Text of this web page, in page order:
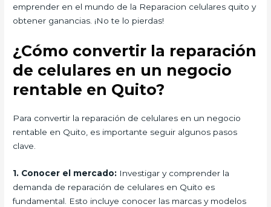
emprender en el mundo de la Reparacion celulares quito y
obtener ganancias. ¡No te lo pierdas!
¿Cómo convertir la reparación
de celulares en un negocio
rentable en Quito?
Para convertir la reparación de celulares en un negocio
rentable en Quito, es importante seguir algunos pasos
clave.
1. Conocer el mercado: Investigar y comprender la
demanda de reparación de celulares en Quito es
fundamental. Esto incluye conocer las marcas y modelos